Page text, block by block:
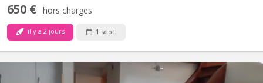
650 € hors charges
il y a 2 jours 1 sept.
KN 397